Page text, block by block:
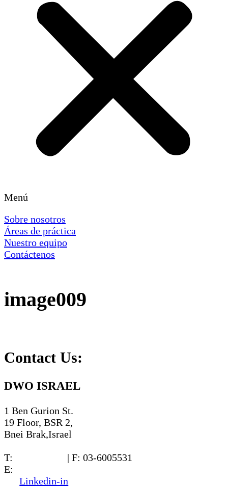
Menú
Sobre nosotros
Áreas de práctica
Nuestro equipo
Contáctenos
image009
Contact Us:
DWO ISRAEL
1 Ben Gurion St.
19 Floor, BSR 2,
Bnei Brak,Israel
T:
| F: 03-6005531
E:
Linkedin-in